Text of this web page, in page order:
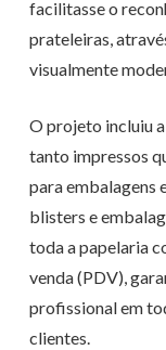
facilitasse o
prateleiras,
visualmente
O projeto incluiu
tanto impressos
para embalagens
blisters e
toda a papelaria
venda (PDV),
profissional em
clientes.